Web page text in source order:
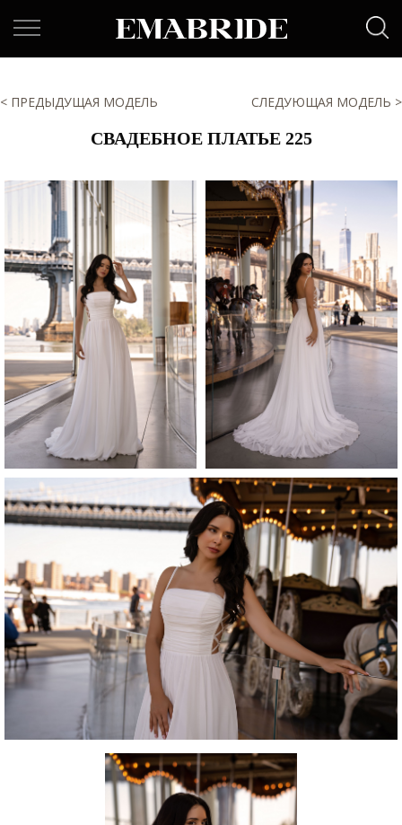
< ПРЕДЫДУЩАЯ МОДЕЛЬ СЛЕДУЮЩАЯ МОДЕЛЬ >
СВАДЕБНОЕ ПЛАТЬЕ 225